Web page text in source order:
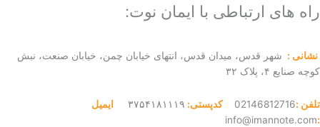
راه های ارتباطی با ایمان نوت:
نشانی : شهر قدس، میدان قدس، انتهای خیابان چمن، خیابان صنعت، نبش
کوچه صنایع ۴، پلاک ۳۲
تلفن :02146812716 کدپستی: ۳۷۵۴۱۸۱۱۱۹
ایمیل
:
info@imannote.com